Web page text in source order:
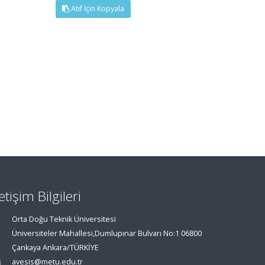
Atıf İçin Kopyala
Bilgileri
Orta Doğu Teknik Üniversitesi
Üniversiteler Mahallesi,Dumlupınar Bulvarı No:1 06800
Çankaya Ankara/TÜRKİYE
avesis@metu.edu.tr